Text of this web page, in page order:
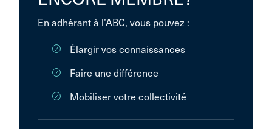
En adhérant à l’ABC, vous pouvez :
Élargir vos connaissances
Faire une différence
Mobiliser votre collectivité